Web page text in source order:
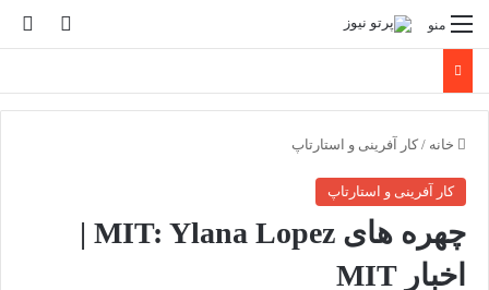
تغییر منو
خانه / کار آفرینی و استارتاپ
کار آفرینی و استارتاپ
چهره های MIT: Ylana Lopez |
اخبار MIT